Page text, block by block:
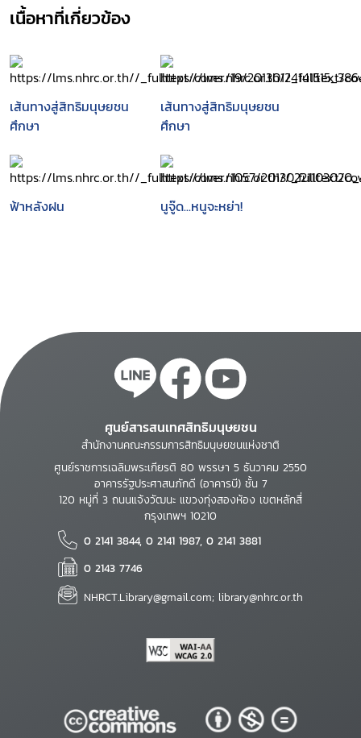
เนื้อหาที่เกี่ยวข้อง
เส้นทางสู่สิทธิมนุษยชน
ศึกษา
เส้นทางสู่สิทธิมนุษยชน
ศึกษา
ฟ้าหลังฝน นูจู๊ด...หนูจะหย่า!
ศูนย์สารสนเทศสิทธิมนุษยชน
สำนักงานคณะกรรมการสิทธิมนุษยชนแห่งชาติ
ศูนย์ราชการเฉลิมพระเกียรติ 80 พรรษา 5 ธันวาคม 2550
อาคารรัฐประศาสนภักดี (อาคารบี) ชั้น 7
120 หมู่ที่ 3 ถนนแจ้งวัฒนะ แขวงทุ่งสองห้อง เขตหลักสี่
กรุงเทพฯ 10210
0 2141 3844, 0 2141 1987, 0 2141 3881
0 2143 7746
NHRCT.Library@gmail.com; library@nhrc.or.th